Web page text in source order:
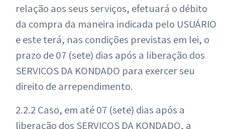
relação aos seus serviços, efetuará o débito
da compra da maneira indicada pelo USUÁRIO
e este terá, nas condições previstas em lei, o
prazo de 07 (sete) dias após a liberação dos
SERVIÇOS DA KONDADO para exercer seu
direito de arrependimento.
2.2.2 Caso, em até 07 (sete) dias após a
liberação dos SERVIÇOS DA KONDADO, a